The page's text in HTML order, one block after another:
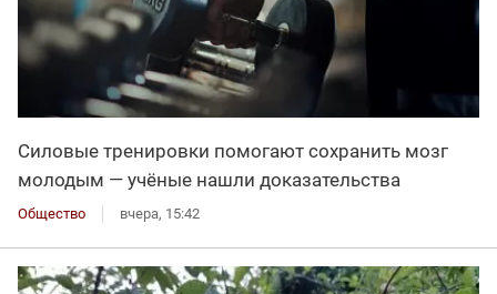
Силовые тренировки помогают сохранить мозг
молодым — учёные нашли доказательства
Общество вчера, 15:42